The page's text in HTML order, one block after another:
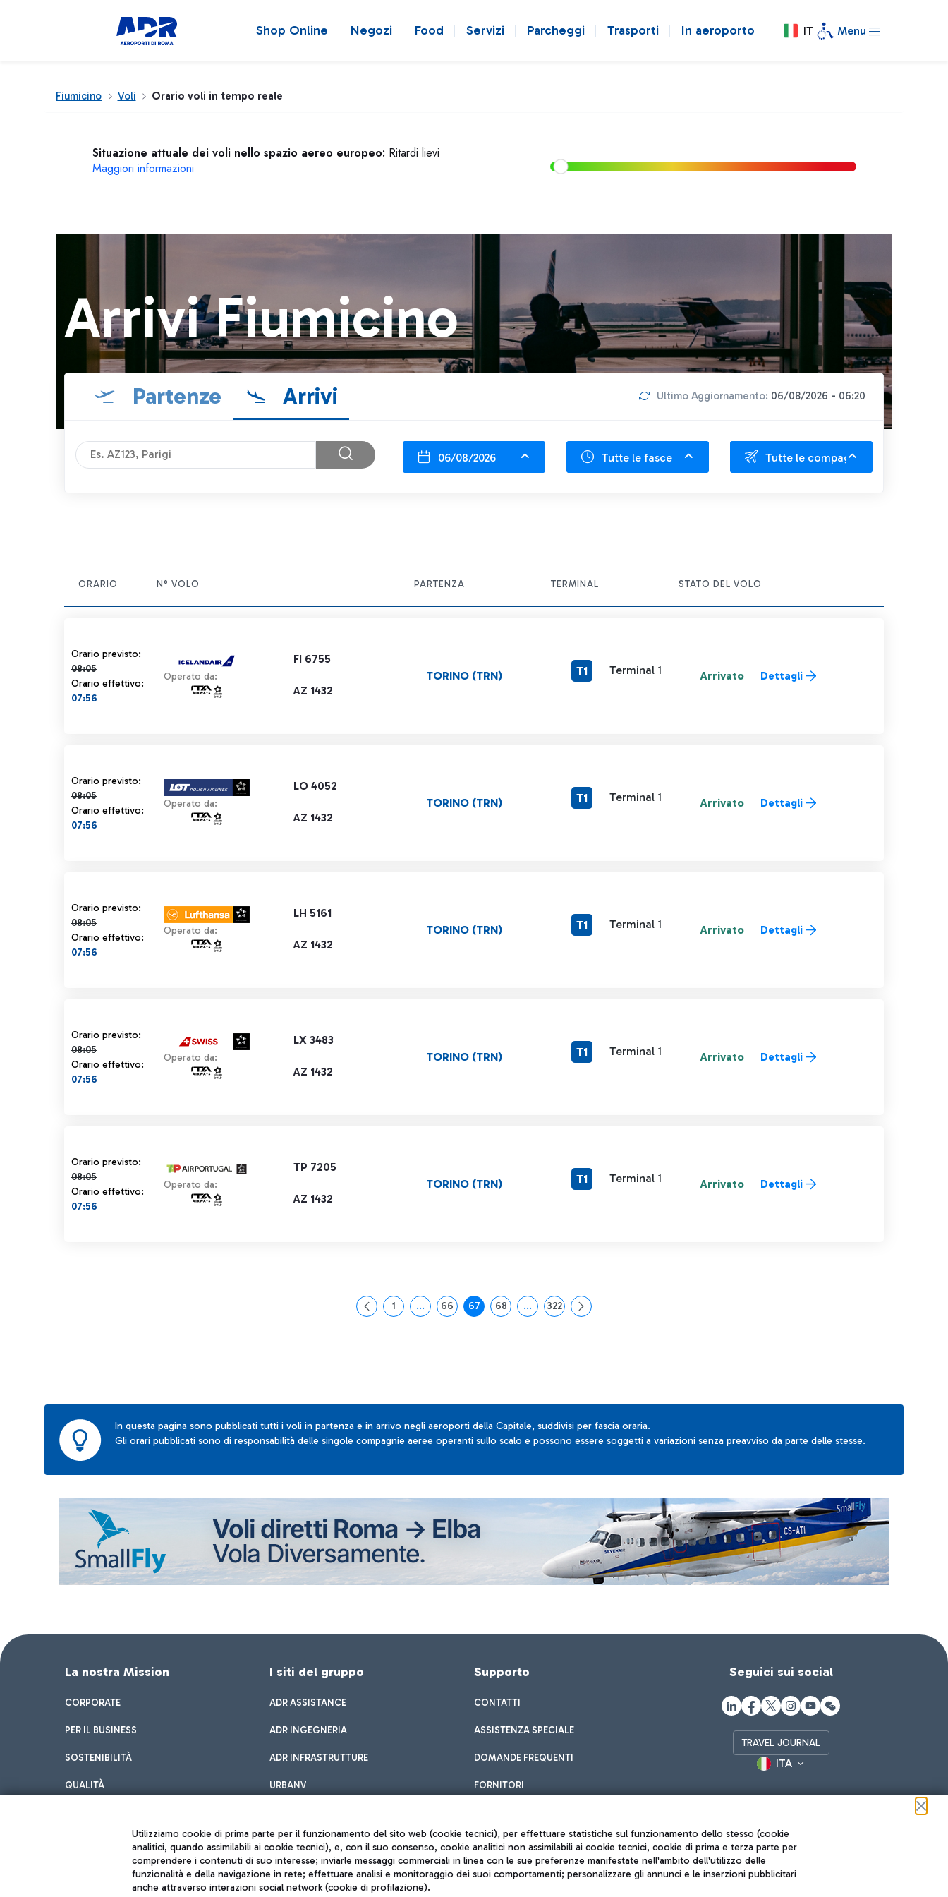
Shop Online Negozi Food Servizi Parcheggi Trasporti In aeroporto IT Menu
Fiumicino Voli Orario voli in tempo reale
Situazione attuale dei voli nello spazio aereo europeo: Ritardi lievi
Maggiori informazioni
Arrivi Fiumicino
Partenze Arrivi Ultimo Aggiornamento: 06/08/2026 - 06:20
06/08/2026 Tutte le fasce Tutte le compagnie
ORARIO N° VOLO PARTENZA TERMINAL STATO DEL VOLO
Orario previsto:
08:05
Orario previsto 08:05 barrato
Orario effettivo:
07:56
FI 6755
Operato da:
AZ 1432
TORINO (TRN) T1 Terminal 1 Arrivato Dettagli
Orario previsto:
08:05
Orario previsto 08:05 barrato
Orario effettivo:
07:56
LO 4052
Operato da:
AZ 1432
TORINO (TRN) T1 Terminal 1 Arrivato Dettagli
Orario previsto:
08:05
Orario previsto 08:05 barrato
Orario effettivo:
07:56
LH 5161
Operato da:
AZ 1432
TORINO (TRN) T1 Terminal 1 Arrivato Dettagli
Orario previsto:
08:05
Orario previsto 08:05 barrato
Orario effettivo:
07:56
LX 3483
Operato da:
AZ 1432
TORINO (TRN) T1 Terminal 1 Arrivato Dettagli
Orario previsto:
08:05
Orario previsto 08:05 barrato
Orario effettivo:
07:56
TP 7205
Operato da:
AZ 1432
TORINO (TRN) T1 Terminal 1 Arrivato Dettagli
Pagina
1 ...Pagine intermedie Use TAB to navigate.
Pagina
66 Pagina
67 Pagina
68 ...Pagine intermedie Use TAB to navigate.
Pagina
322
In questa pagina sono pubblicati tutti i voli in partenza e in arrivo negli aeroporti della Capitale, suddivisi per fascia oraria.
Gli orari pubblicati sono di responsabilità delle singole compagnie aeree operanti sullo scalo e possono essere soggetti a variazioni senza preavviso da parte delle stesse.
La nostra Mission
CORPORATE
PER IL BUSINESS
SOSTENIBILITÀ
QUALITÀ
I siti del gruppo
ADR ASSISTANCE
ADR INGEGNERIA
ADR INFRASTRUTTURE
URBANV
Supporto
CONTATTI
ASSISTENZA SPECIALE
DOMANDE FREQUENTI
FORNITORI
Seguici sui social
TRAVEL JOURNAL
ITA
Utilizziamo cookie di prima parte per il funzionamento del sito web (cookie tecnici), per effettuare statistiche sul funzionamento dello stesso (cookie
analitici, quando assimilabili ai cookie tecnici), e, con il suo consenso, cookie analitici non assimilabili ai cookie tecnici, cookie di prima e terza parte per
comprendere i contenuti di suo interesse; inviarle messaggi commerciali in linea con le sue preferenze manifestate nell'ambito dell'utilizzo delle
funzionalità e della navigazione in rete; effettuare analisi e monitoraggio dei suoi comportamenti; personalizzare gli annunci e le inserzioni pubblicitari
anche attraverso interazioni social network (cookie di profilazione).